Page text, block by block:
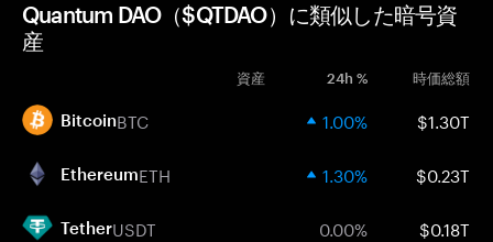
Quantum DAO（$QTDAO）に類似した暗号資
産
資産 24h % 時価総額
BitcoinBTC 1.00% $1.30T
EthereumETH 1.30% $0.23T
TetherUSDT 0.00% $0.18T